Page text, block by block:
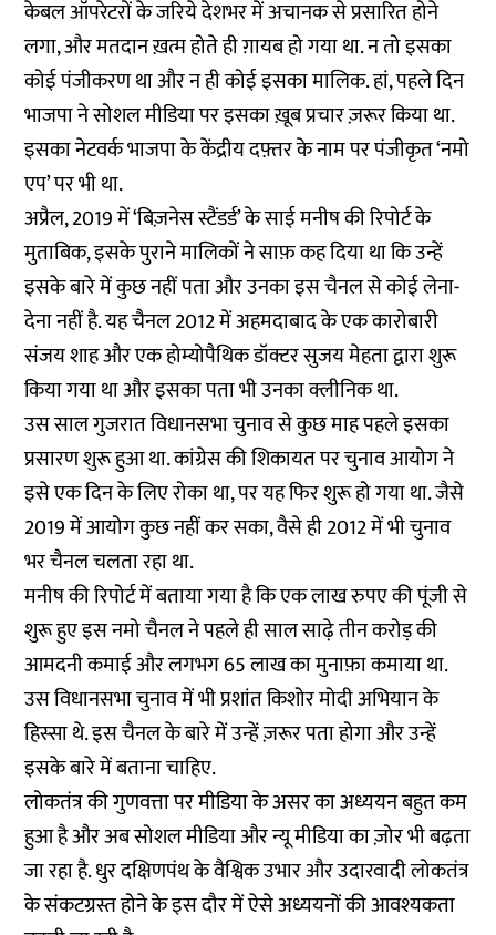
केबल ऑपरेटरों के जरिये देशभर में अचानक से प्रसारित होने
लगा, और मतदान ख़त्म होते ही ग़ायब हो गया था. न तो इसका
कोई पंजीकरण था और न ही कोई इसका मालिक. हां, पहले दिन
भाजपा ने सोशल मीडिया पर इसका ख़ूब प्रचार ज़रूर किया था.
इसका नेटवर्क भाजपा के केंद्रीय दफ़्तर के नाम पर पंजीकृत ‘नमो
एप’ पर भी था.
अप्रैल, 2019 में‘बिज़नेस स्टैंडर्ड’के साई मनीष की रिपोर्ट के
मुताबिक, इसके पुराने मालिकों ने साफ़ कह दिया था कि उन्हें
इसके बारे में कुछ नहीं पता और उनका इस चैनल से कोई लेना-
देना नहीं है. यह चैनल 2012 में अहमदाबाद के एक कारोबारी
संजय शाह और एक होम्योपैथिक डॉक्टर सुजय मेहता द्वारा शुरू
किया गया था और इसका पता भी उनका क्लीनिक था.
उस साल गुजरात विधानसभा चुनाव से कुछ माह पहले इसका
प्रसारण शुरू हुआ था. कांग्रेस की शिकायत पर चुनाव आयोग ने
इसे एक दिन के लिए रोका था, पर यह फिर शुरू हो गया था. जैसे
2019 में आयोग कुछ नहीं कर सका, वैसे ही 2012 में भी चुनाव
भर चैनल चलता रहा था.
मनीष की रिपोर्ट में बताया गया है कि एक लाख रुपए की पूंजी से
शुरू हुए इस नमो चैनल ने पहले ही साल साढ़े तीन करोड़ की
आमदनी कमाई और लगभग 65 लाख का मुनाफ़ा कमाया था.
उस विधानसभा चुनाव में भी प्रशांत किशोर मोदी अभियान के
हिस्सा थे. इस चैनल के बारे में उन्हें ज़रूर पता होगा और उन्हें
इसके बारे में बताना चाहिए.
लोकतंत्र की गुणवत्ता पर मीडिया के असर का अध्ययन बहुत कम
हुआ है और अब सोशल मीडिया और न्यू मीडिया का ज़ोर भी बढ़ता
जा रहा है. धुर दक्षिणपंथ के वैश्विक उभार और उदारवादी लोकतंत्र
के संकटग्रस्त होने के इस दौर में ऐसे अध्ययनों की आवश्यकता